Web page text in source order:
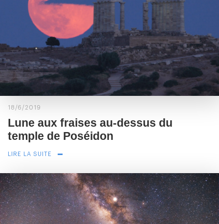
18/6/2019
Lune aux fraises au-dessus du
temple de Poséidon
LIRE LA SUITE